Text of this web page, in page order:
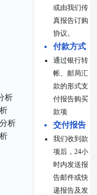
析
析
或由我们传
真报告订购
协议。
付款方式
通过银行转
帐、邮局汇
款的形式支
付报告购买
款项
交付报告
我们收到款
项后，24小
时内发送报
告邮件或快
递报告及发